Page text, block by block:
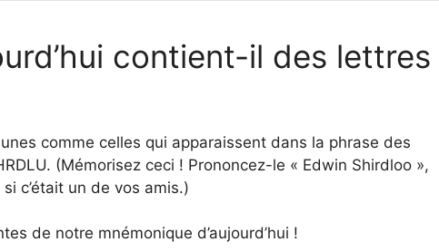
contient-il des lettres
comme celles qui apparaissent dans la phrase des
(Mémorisez ceci ! Prononcez-le « Edwin Shirdloo »,
c’était un de vos amis.)
de notre mnémonique d’aujourd’hui !